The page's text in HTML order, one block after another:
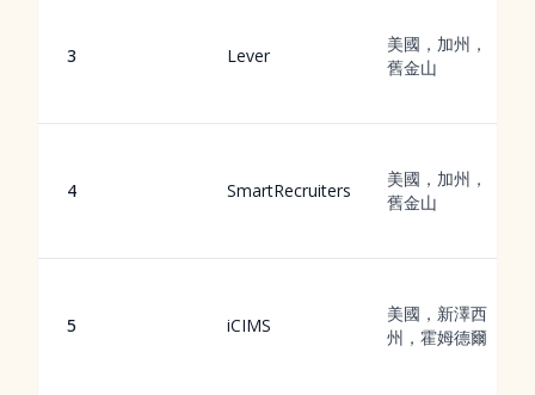
3 Lever
美國，加州，
舊金山
4 SmartRecruiters
美國，加州，
舊金山
5 iCIMS
美國，新澤西
州，霍姆德爾